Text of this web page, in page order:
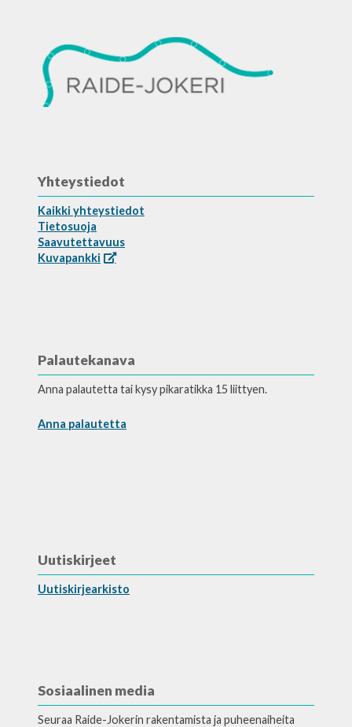
Yhteystiedot
Kaikki yhteystiedot
Tietosuoja
Saavutettavuus
Kuvapankki
Palautekanava
Anna palautetta tai kysy pikaratikka 15 liittyen.
Anna palautetta
Uutiskirjeet
Uutiskirjearkisto
Sosiaalinen media
Seuraa Raide-Jokerin rakentamista ja puheenaiheita